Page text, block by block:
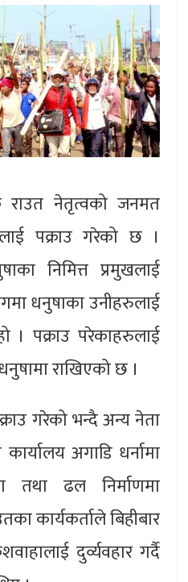
राउत नेतृत्वको जनमत
पक्राउ गरेको छ ।
निमित्त प्रमुखलाई
धनुषाका उनीहरुलाई
। पक्राउ परेकाहरुलाई
राखिएको छ ।
गरेको भन्दै अन्य नेता
कार्यालय अगाडि धर्नामा
ढल निर्माणमा
कार्यकर्ताले बिहीबार
दुर्व्यवहार गर्दै